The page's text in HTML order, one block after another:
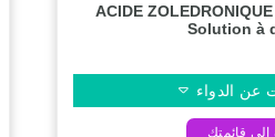
ACIDE
Solution à
عن الدواء